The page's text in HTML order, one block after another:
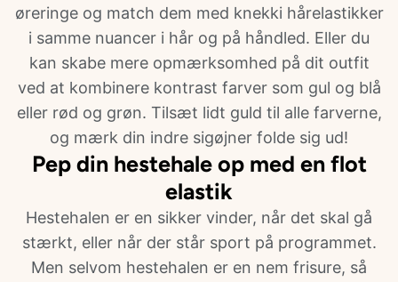
øreringe og match dem med knekki hårelastikker
i samme nuancer i hår og på håndled. Eller du
kan skabe mere opmærksomhed på dit outfit
ved at kombinere kontrast farver som gul og blå
eller rød og grøn. Tilsæt lidt guld til alle farverne,
og mærk din indre sigøjner folde sig ud!
Pep din hestehale op med en flot
elastik
Hestehalen er en sikker vinder, når det skal gå
stærkt, eller når der står sport på programmet.
Men selvom hestehalen er en nem frisure, så